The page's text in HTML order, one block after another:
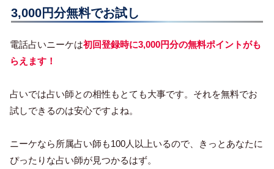
3,000円分無料でお試し
電話占いニーケは初回登録時に3,000円分の無料ポイントがも
らえます！
占いでは占い師との相性もとても大事です。それを無料でお
試しできるのは安心ですよね。
ニーケなら所属占い師も100人以上いるので、きっとあなたに
ぴったりな占い師が見つかるはず。